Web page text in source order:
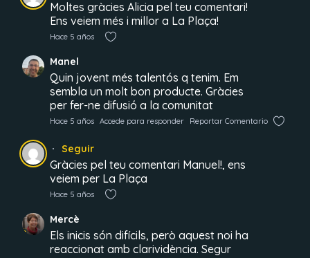
Moltes gràcies Alicia pel teu comentari!
Ens veiem més i millor a La Plaça!
Hace 5 años
Manel
Quin jovent més talentós q tenim. Em
sembla un molt bon producte. Gràcies
per fer-ne difusió a la comunitat
Hace 5 años Accede para responder Reportar Comentario
Seguir
Gràcies pel teu comentari Manuel!, ens
veiem per La Plaça
Hace 5 años
Mercè
Els inicis són difícils, però aquest noi ha
reaccionat amb clarividència. Segur